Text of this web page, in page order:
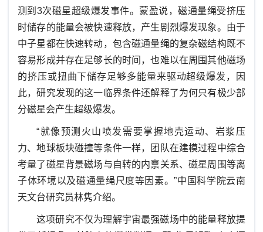
测到3次磁星超级爆发事件。蒙盈说，磁通量绳受挤压
时储存的能量会被快速释放，产生剧烈爆发现象。由于
中子星都在快速转动，包含磁通量绳的复杂磁结构既不
容易形成并存在足够长的时间，也难以在周围其他磁场
的挤压或扭曲下储存足够多能量来驱动超级爆发，因
此，研究发现的这一临界条件还解释了为何只有极少部
分磁星会产生超级爆发。
“就像预测火山喷发需要掌握地壳运动、岩浆压
力、地球板块碰撞等条件一样，团队在建模过程中综合
考量了磁星背景磁场与自转的内禀关系、磁星周围等离
子体环境以及磁通量绳尺度等因素。”中国科学院云南
天文台研究员林隽介绍。
这项研究不仅为理解宇宙最强磁场中的能量释放提